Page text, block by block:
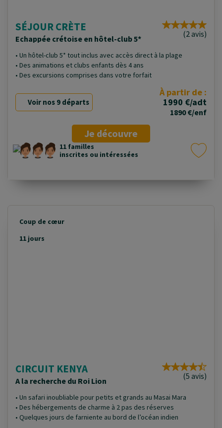
SÉJOUR CRÈTE
Echappée crétoise en hôtel-club 5* (2 avis)
• Un hôtel-club 5* tout inclus avec accès direct à la plage
• Des animations et clubs enfants dès 4 ans
• Des excursions comprises dans votre forfait
Voir nos 9 départs
À partir de :
1990 €/adt
1890 €/enf
Je découvre
11 familles
inscrites ou intéressées
Coup de cœur
11 jours
CIRCUIT KENYA
A la recherche du Roi Lion (5 avis)
• Un safari inoubliable pour petits et grands au Masai Mara
• Des hébergements de charme à 2 pas des réserves
• Quelques jours de farniente au bord de l’océan indien